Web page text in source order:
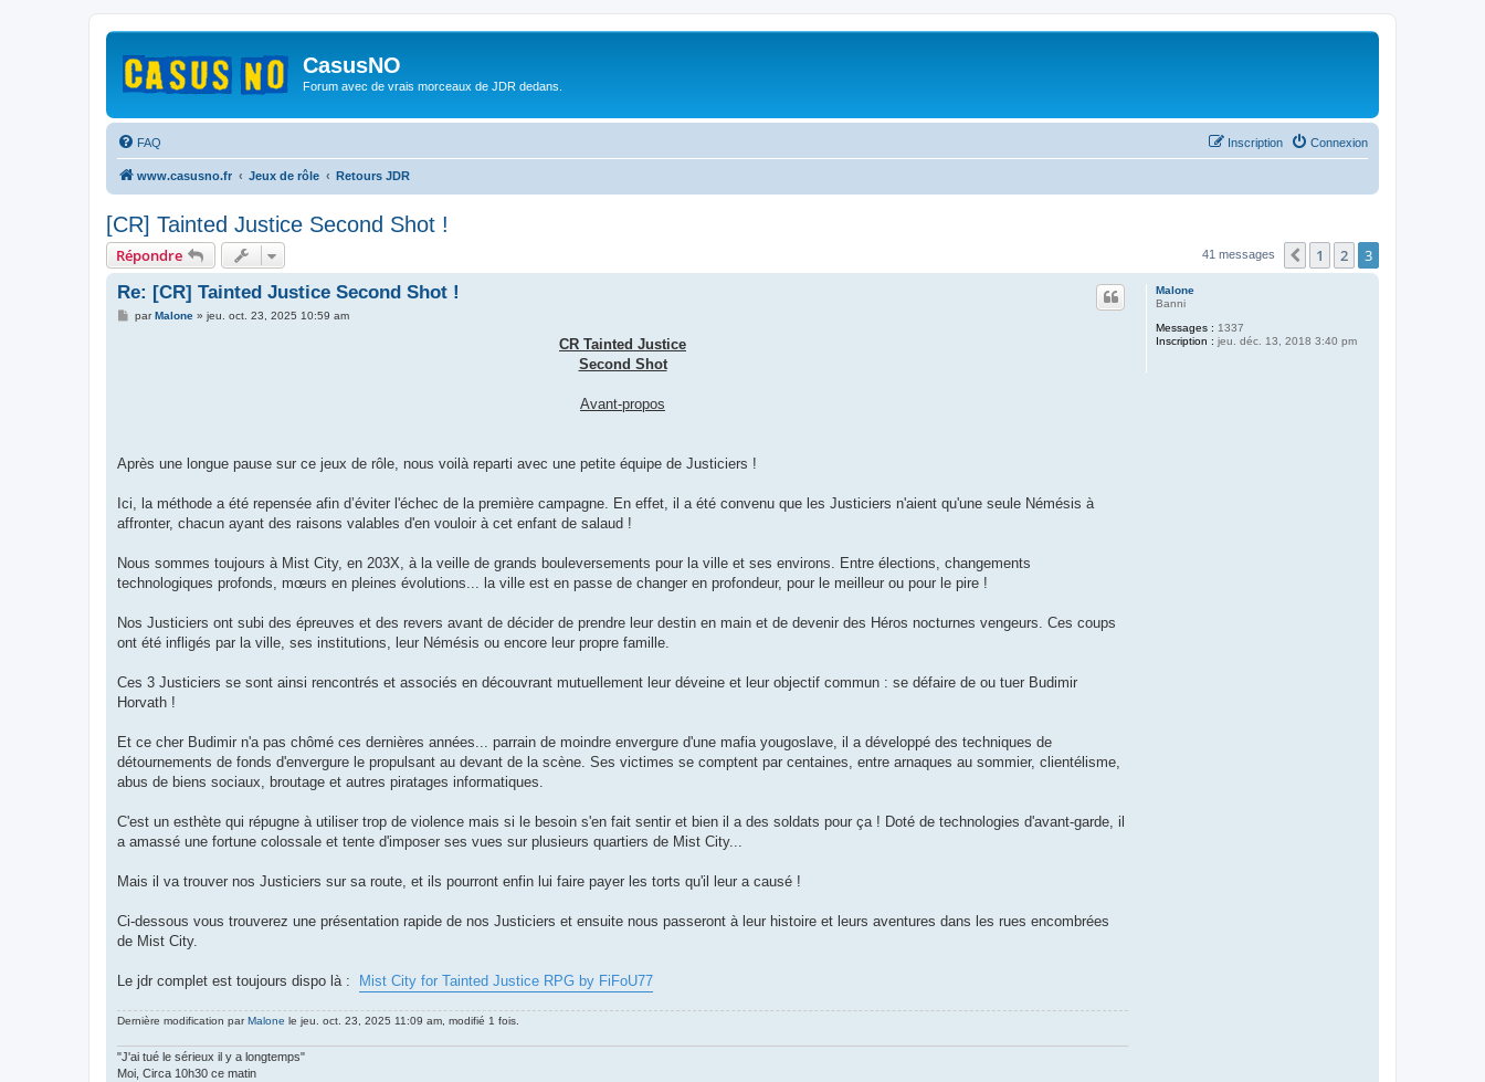
CasusNO
Forum avec de vrais morceaux de JDR dedans.
FAQ Connexion
Inscription
www.casusno.fr Jeux de rôle Retours JDR
[CR] Tainted Justice Second Shot !
Répondre 41 messages Précédent
1 2 3
Malone
Banni
Messages : 1337
Inscription : jeu. déc. 13, 2018 3:40 pm
Re: [CR] Tainted Justice Second Shot !
MparMalone» jeu. oct. 23, 2025 10:59 am
CR Tainted Justice
Second Shot
Avant-propos
Après une longue pause sur ce jeux de rôle, nous voilà reparti avec une petite équipe de Justiciers !
Ici, la méthode a été repensée afin d’éviter l'échec de la première campagne. En effet, il a été convenu que les Justiciers n'aient qu'une seule Némésis à
affronter, chacun ayant des raisons valables d'en vouloir à cet enfant de salaud !
Nous sommes toujours à Mist City, en 203X, à la veille de grands bouleversements pour la ville et ses environs. Entre élections, changements
technologiques profonds, mœurs en pleines évolutions... la ville est en passe de changer en profondeur, pour le meilleur ou pour le pire !
Nos Justiciers ont subi des épreuves et des revers avant de décider de prendre leur destin en main et de devenir des Héros nocturnes vengeurs. Ces coups
ont été infligés par la ville, ses institutions, leur Némésis ou encore leur propre famille.
Ces 3 Justiciers se sont ainsi rencontrés et associés en découvrant mutuellement leur déveine et leur objectif commun : se défaire de ou tuer Budimir
Horvath !
Et ce cher Budimir n'a pas chômé ces dernières années... parrain de moindre envergure d'une mafia yougoslave, il a développé des techniques de
détournements de fonds d'envergure le propulsant au devant de la scène. Ses victimes se comptent par centaines, entre arnaques au sommier, clientélisme,
abus de biens sociaux, broutage et autres piratages informatiques.
C'est un esthète qui répugne à utiliser trop de violence mais si le besoin s'en fait sentir et bien il a des soldats pour ça ! Doté de technologies d'avant-garde, il
a amassé une fortune colossale et tente d'imposer ses vues sur plusieurs quartiers de Mist City...
Mais il va trouver nos Justiciers sur sa route, et ils pourront enfin lui faire payer les torts qu'il leur a causé !
Ci-dessous vous trouverez une présentation rapide de nos Justiciers et ensuite nous passeront à leur histoire et leurs aventures dans les rues encombrées
de Mist City.
Le jdr complet est toujours dispo là : Mist City for Tainted Justice RPG by FiFoU77
Dernière modification parMalone le jeu. oct. 23, 2025 11:09 am, modifié 1 fois.
"J'ai tué le sérieux il y a longtemps"
Moi, Circa 10h30 ce matin